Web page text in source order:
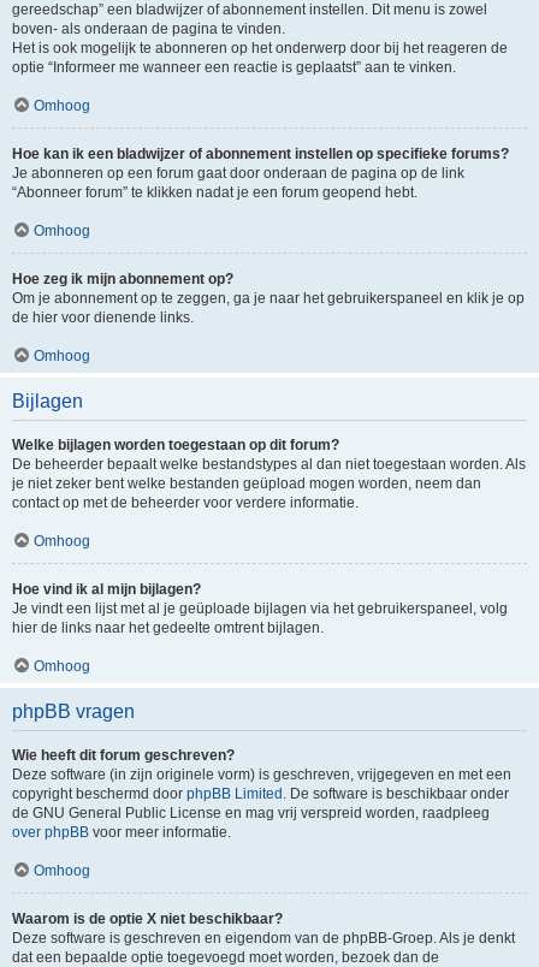
gereedschap” een bladwijzer of abonnement instellen. Dit menu is zowel
boven- als onderaan de pagina te vinden.
Het is ook mogelijk te abonneren op het onderwerp door bij het reageren de
optie “Informeer me wanneer een reactie is geplaatst” aan te vinken.
Omhoog
Hoe kan ik een bladwijzer of abonnement instellen op specifieke forums?
Je abonneren op een forum gaat door onderaan de pagina op de link
“Abonneer forum” te klikken nadat je een forum geopend hebt.
Omhoog
Hoe zeg ik mijn abonnement op?
Om je abonnement op te zeggen, ga je naar het gebruikerspaneel en klik je op
de hier voor dienende links.
Omhoog
Bijlagen
Welke bijlagen worden toegestaan op dit forum?
De beheerder bepaalt welke bestandstypes al dan niet toegestaan worden. Als
je niet zeker bent welke bestanden geüpload mogen worden, neem dan
contact op met de beheerder voor verdere informatie.
Omhoog
Hoe vind ik al mijn bijlagen?
Je vindt een lijst met al je geüploade bijlagen via het gebruikerspaneel, volg
hier de links naar het gedeelte omtrent bijlagen.
Omhoog
phpBB vragen
Wie heeft dit forum geschreven?
Deze software (in zijn originele vorm) is geschreven, vrijgegeven en met een
copyright beschermd door phpBB Limited . De software is beschikbaar onder
de GNU General Public License en mag vrij verspreid worden, raadpleeg
over phpBB voor meer informatie.
Omhoog
Waarom is de optie X niet beschikbaar?
Deze software is geschreven en eigendom van de phpBB-Groep. Als je denkt
dat een bepaalde optie toegevoegd moet worden, bezoek dan de